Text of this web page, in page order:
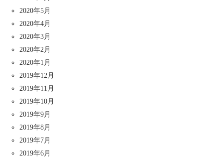
2020年5月
2020年4月
2020年3月
2020年2月
2020年1月
2019年12月
2019年11月
2019年10月
2019年9月
2019年8月
2019年7月
2019年6月